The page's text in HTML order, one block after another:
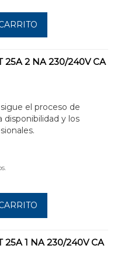
25A 2 NA 230/240V CA
el proceso de
disponibilidad y los
25A 1 NA 230/240V CA